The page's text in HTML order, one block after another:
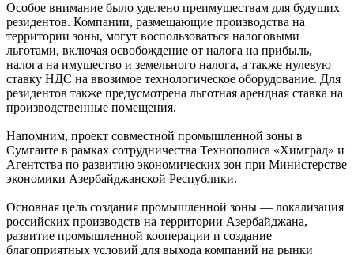
Особое внимание было уделено преимуществам для будущих
резидентов. Компании, размещающие производства на
территории зоны, могут воспользоваться налоговыми
льготами, включая освобождение от налога на прибыль,
налога на имущество и земельного налога, а также нулевую
ставку НДС на ввозимое технологическое оборудование. Для
резидентов также предусмотрена льготная арендная ставка на
производственные помещения.
Напомним, проект совместной промышленной зоны в
Сумгаите в рамках сотрудничества Технополиса «Химград» и
Агентства по развитию экономических зон при Министерстве
экономики Азербайджанской Республики.
Основная цель создания промышленной зоны — локализация
российских производств на территории Азербайджана,
развитие промышленной кооперации и создание
благоприятных условий для выхода компаний на рынки